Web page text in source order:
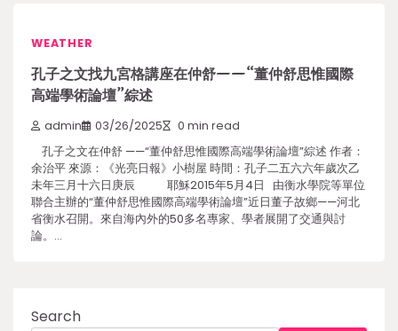
WEATHER
孔子之文找九宮格講座在仲舒——“董仲舒思惟國際
高端學術論壇”綜述
admin 03/26/2025 0 min read
孔子之文在仲舒 ——“董仲舒思惟國際高端學術論壇”綜述 作者：
余治平 來源：《光亮日報》小樹屋 時間：孔子二五六六年歲次乙
未年三月十六日庚辰 耶穌2015年5月4日 由衡水學院等單位
聯合主辦的“董仲舒思惟國際高端學術論壇”近日董子故鄉——河北
省衡水召開。來自海內外的50多名專家、學者展開了交通與討
論。…
Search